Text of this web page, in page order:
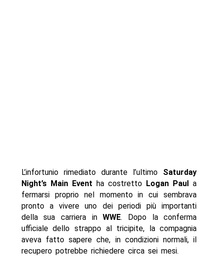
L’infortunio rimediato durante l’ultimo Saturday
Night’s Main Event ha costretto Logan Paul a
fermarsi proprio nel momento in cui sembrava
pronto a vivere uno dei periodi più importanti
della sua carriera inWWE. Dopo la conferma
ufficiale dello strappo al tricipite, la compagnia
aveva fatto sapere che, in condizioni normali, il
recupero potrebbe richiedere circa sei mesi.